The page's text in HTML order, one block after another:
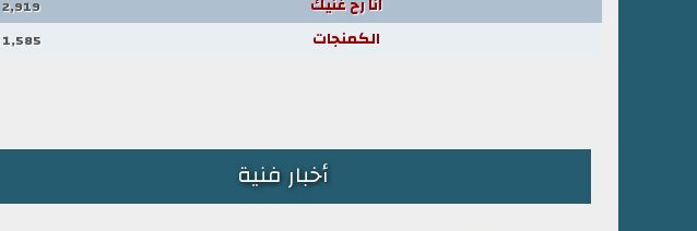
2,919
الكمنجات 1,585
أخبار فنية